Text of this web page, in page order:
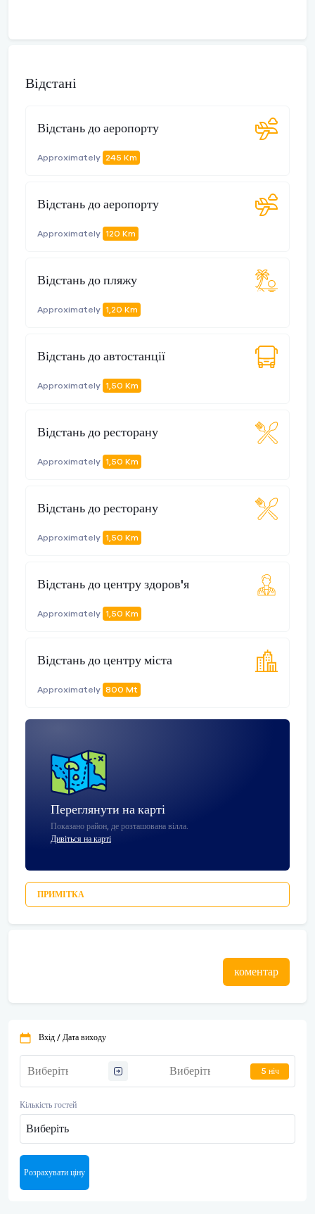
Відстані
Відстань до аеропорту
Approximately 245 Km
Відстань до аеропорту
Approximately 120 Km
Відстань до пляжу
Approximately 1,20 Km
Відстань до автостанції
Approximately 1,50 Km
Відстань до ресторану
Approximately 1,50 Km
Відстань до ресторану
Approximately 1,50 Km
Відстань до центру здоров'я
Approximately 1,50 Km
Відстань до центру міста
Approximately 800 Mt
Переглянути на карті
Показано район, де розташована вілла.
Дивіться на карті
ПРИМІТКА
коментар
Вхід / Дата виходу
5 ніч
Кількість гостей
Виберіть
Розрахувати ціну